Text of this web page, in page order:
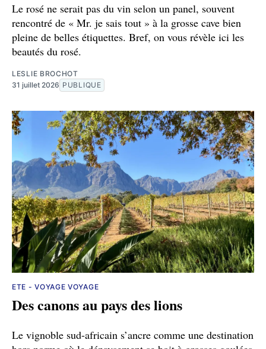
Le rosé ne serait pas du vin selon un panel, souvent
rencontré de « Mr. je sais tout » à la grosse cave bien
pleine de belles étiquettes. Bref, on vous révèle ici les
beautés du rosé.
LESLIE BROCHOT
31 juillet 2026 PUBLIQUE
ETE - VOYAGE VOYAGE
Des canons au pays des lions
Le vignoble sud-africain s’ancre comme une destination